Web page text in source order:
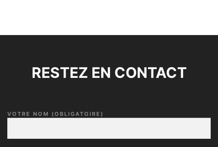
RESTEZ EN CONTACT
VOTRE NOM (OBLIGATOIRE)